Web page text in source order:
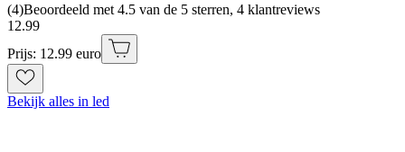
(4)Beoordeeld met 4.5 van de 5 sterren, 4 klantreviews
12.99
Prijs: 12.99 euro
Bekijk alles in led